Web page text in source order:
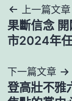
文
章
覽
上一篇文章
果斷信念
市2024年
下一篇文章
登高壯不